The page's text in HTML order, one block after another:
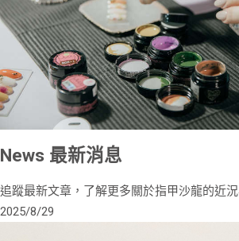
News 最新消息
追蹤最新文章，了解更多關於指甲沙龍的近
2025/8/29